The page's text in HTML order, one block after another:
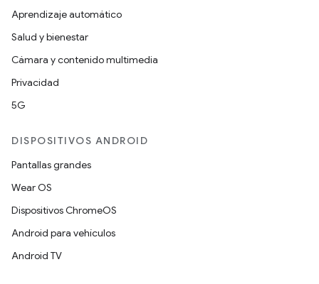
Aprendizaje automático
Salud y bienestar
Cámara y contenido multimedia
Privacidad
5G
DISPOSITIVOS ANDROID
Pantallas grandes
Wear OS
Dispositivos ChromeOS
Android para vehículos
Android TV